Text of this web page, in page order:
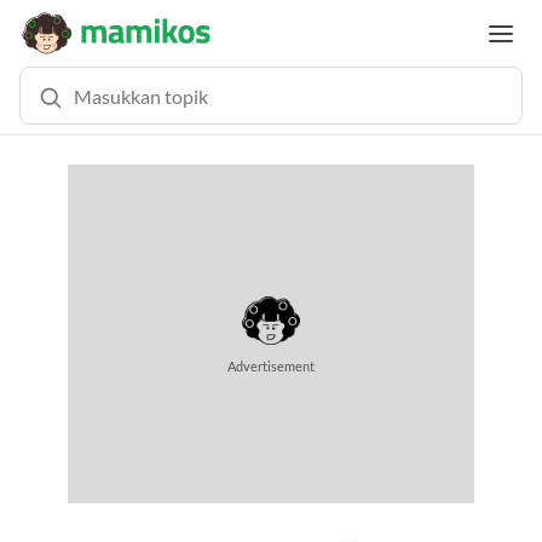
Advertisement